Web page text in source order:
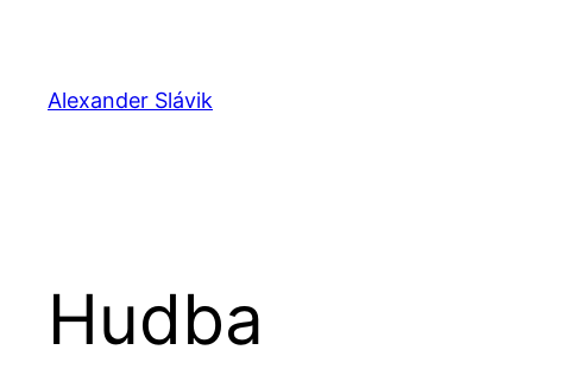
obsahAlexander Slávik
Hudba